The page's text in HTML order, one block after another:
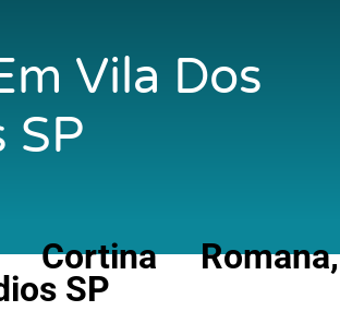
Vila Dos
SP
Cortina Romana,
SP